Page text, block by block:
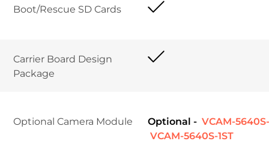
Carrier Board Design
Optional Camera Module Optional - VCAM-
VCAM-5640S-1ST